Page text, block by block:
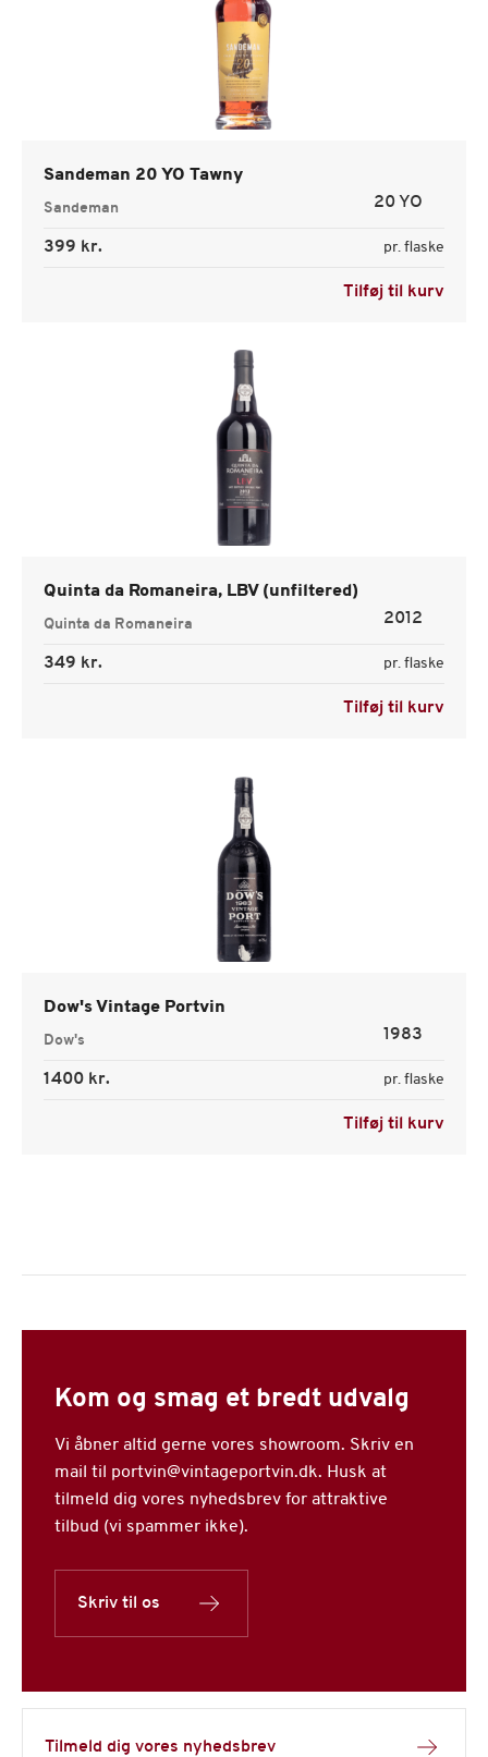
Sandeman 20 YO Tawny
Sandeman 20 YO
399 kr. pr. flaske
Tilføj til kurv
Quinta da Romaneira, LBV (unfiltered)
Quinta da Romaneira 2012
349 kr. pr. flaske
Tilføj til kurv
Dow's Vintage Portvin
Dow's 1983
1400 kr. pr. flaske
Tilføj til kurv
Tilmeld dig vores nyhedsbrev
Kom og smag et bredt udvalg
Vi åbner altid gerne vores showroom. Skriv en
mail til portvin@vintageportvin.dk. Husk at
tilmeld dig vores nyhedsbrev for attraktive
tilbud (vi spammer ikke).
Skriv til os